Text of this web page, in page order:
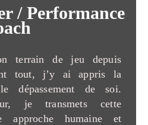
/ Performance
terrain de jeu depuis
tout, j’y ai appris la
dépassement de soi.
je transmets cette
approche humaine et